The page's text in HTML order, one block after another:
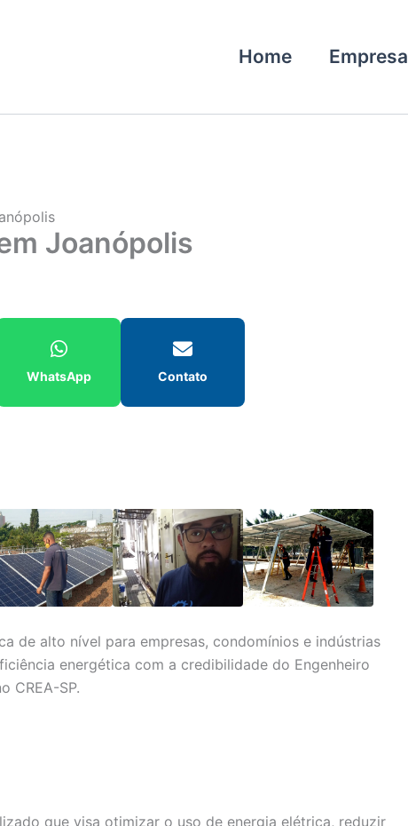
Home Empresa
Joanópolis
WhatsApp Contato
de alto nível para empresas, condomínios e indústrias
energética com a credibilidade do Engenheiro
CREA-SP.
que visa otimizar o uso de energia elétrica, reduzir